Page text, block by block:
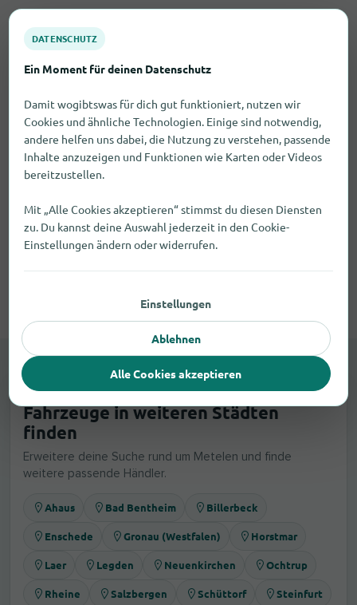
AUCH IN DER UMGEBUNG
Fahrzeuge in weiteren Städten
finden
Erweitere deine Suche rund um Metelen und finde
weitere passende Händler.
Ahaus Bad Bentheim Billerbeck
Enschede Gronau (Westfalen) Horstmar
Laer Legden Neuenkirchen Ochtrup
Rheine Salzbergen Schüttorf Steinfurt
DATENSCHUTZ
Ein Moment für deinen Datenschutz
Damit wogibtswas für dich gut funktioniert, nutzen wir
Cookies und ähnliche Technologien. Einige sind notwendig,
andere helfen uns dabei, die Nutzung zu verstehen, passende
Inhalte anzuzeigen und Funktionen wie Karten oder Videos
bereitzustellen.
Mit „Alle Cookies akzeptieren“ stimmst du diesen Diensten
zu. Du kannst deine Auswahl jederzeit in den Cookie-
Einstellungen ändern oder widerrufen.
Einstellungen
Ablehnen
Alle Cookies akzeptieren